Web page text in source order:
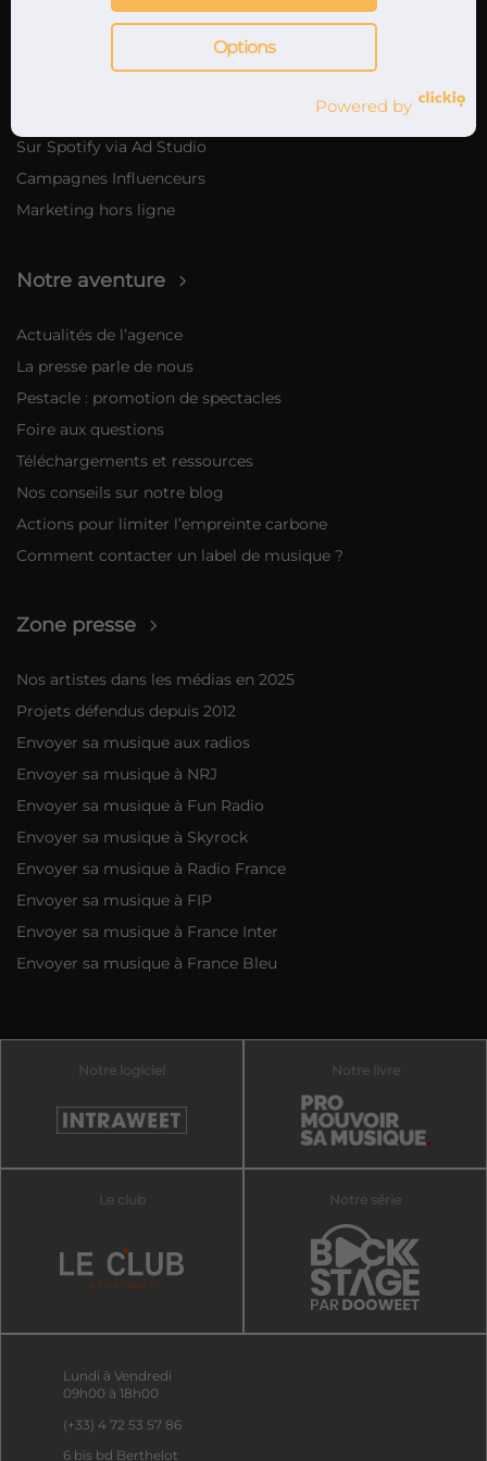
Nos offres de marketing musical
Sur Spotify via Ad Studio
Campagnes Influenceurs
Marketing hors ligne
Notre aventure
Actualités de l’agence
La presse parle de nous
Pestacle : promotion de spectacles
Foire aux questions
Téléchargements et ressources
Nos conseils sur notre blog
Actions pour limiter l’empreinte carbone
Comment contacter un label de musique ?
Zone presse
Nos artistes dans les médias en 2025
Projets défendus depuis 2012
Envoyer sa musique aux radios
Envoyer sa musique à NRJ
Envoyer sa musique à Fun Radio
Envoyer sa musique à Skyrock
Envoyer sa musique à Radio France
Envoyer sa musique à FIP
Envoyer sa musique à France Inter
Envoyer sa musique à France Bleu
Notre logiciel Notre livre
Le club Notre série
Lundi à Vendredi
09h00 à 18h00
(+33) 4 72 53 57 86
6 bis bd Berthelot
Options
Powered by